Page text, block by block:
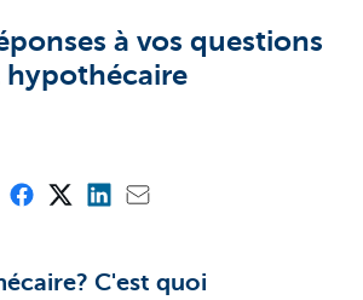
à vos questions
C'est quoi